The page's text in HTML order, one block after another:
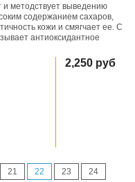
методствует выведению
содержанием сахаров,
кожи и смягчает ее. С
антиоксидантное
2,250 руб
21 22 23
24